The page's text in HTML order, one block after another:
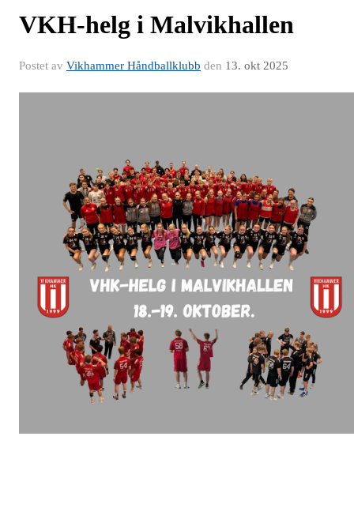
VKH-helg i Malvikhallen
Postet av Vikhammer Håndballklubb den 13. okt 2025